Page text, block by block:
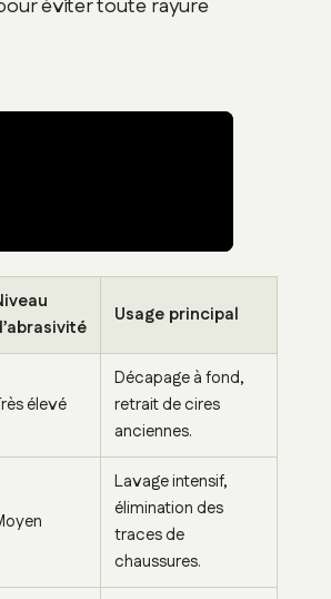
éviter toute rayure
Usage principal
élevé
Décapage à fond,
retrait de cires
anciennes.
Lavage intensif,
élimination des
traces de
chaussures.